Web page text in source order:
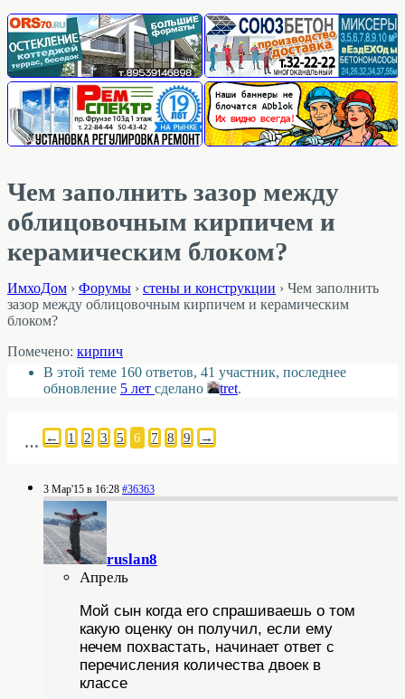
Чем заполнить зазор между
облицовочным кирпичем и
керамическим блоком?
ИмхоДом › Форумы › стены и конструкции › Чем заполнить
зазор между облицовочным кирпичем и керамическим
блоком?
Помечено: кирпич
В этой теме 160 ответов, 41 участник, последнее
обновление 5 лет сделано tret.
← 1 2 3
… 5 6 7 8 9 →
3 Мар'15 в 16:28 #36363
ruslan8
Апрель
Мой сын когда его спрашиваешь о том
какую оценку он получил, если ему
нечем похвастать, начинает ответ с
перечисления количества двоек в
классе